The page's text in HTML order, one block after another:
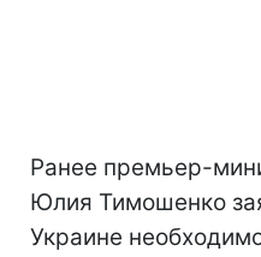
Ранее премьер-
Юлия Тимошенко
Украине